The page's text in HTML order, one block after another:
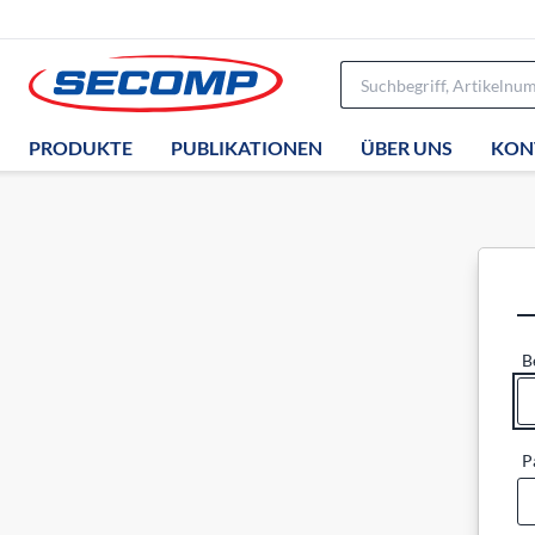
PRODUKTE PUBLIKATIONEN ÜBER UNS